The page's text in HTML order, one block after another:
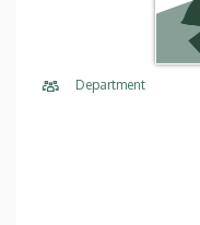
Department